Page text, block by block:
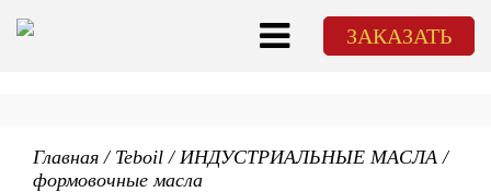
ЗАКАЗАТЬ
Главная / Teboil /ИНДУСТРИАЛЬНЫЕ МАСЛА /
формовочные масла